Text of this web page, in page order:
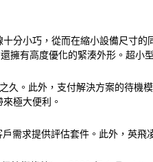
分小巧，從而在縮小設備尺寸
擁有高度優化的緊湊外形。超
久。此外，支付解決方案的待
極大便利。
需求提供評估套件。此外，英